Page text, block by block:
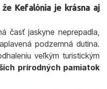
Kefalónia je krásna aj
časť jaskyne neprepadla,
podzemná dutina.
veľkým turistickým
prírodných pamiatok